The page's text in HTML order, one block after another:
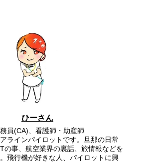
ひーさん
員(CA)、看護師・助産師
ラインパイロットです。旦那の日常
の事、航空業界の裏話、旅情報などを
飛行機が好きな人、パイロットに興